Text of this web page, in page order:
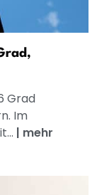
Grad
Im
| mehr